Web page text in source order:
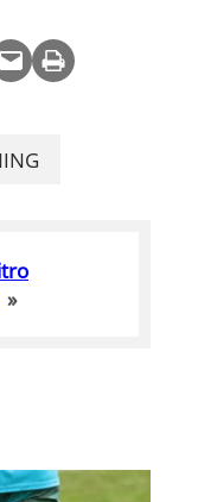
Page Print this Page
»